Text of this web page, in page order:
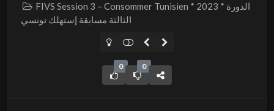
FIVS Session 3 – Consommer Tunisien * 2023 * الدورة
الثالثة مسابقة إستهلك تونسي
0 0